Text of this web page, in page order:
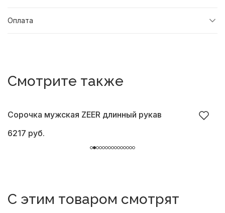
Оплата
Смотрите также
Сорочка мужская ZEER длинный рукав
6217 руб.
С этим товаром смотрят